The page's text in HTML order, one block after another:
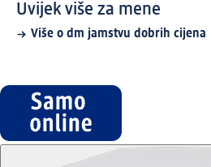
Uvijek više za mene
Više o dm jamstvu dobrih cijena